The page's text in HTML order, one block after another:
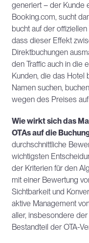
generiert – der Kunde
Booking.com, sucht
bucht auf der
dass dieser Effekt
Direktbuchungen
den Traffic auch in die
Kunden, die das Hotel
Namen suchen,
wegen des Preises
Wie wirkt sich das
OTAs auf die
durchschnittliche
wichtigsten
der Kriterien für den
mit einer Bewertung
Sichtbarkeit und
aktive Management
aller, insbesondere
Bestandteil der OTA-